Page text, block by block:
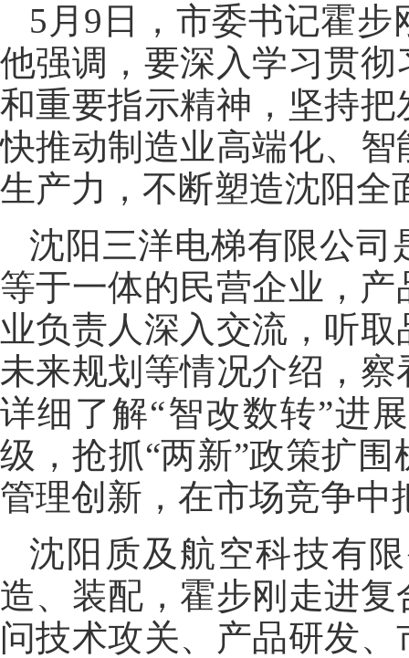
5月9日，市委书记霍
他强调，要深入学习贯
和重要指示精神，坚持
快推动制造业高端化、
生产力，不断塑造沈阳全
沈阳三洋电梯有限公司
等于一体的民营企业，
业负责人深入交流，听
未来规划等情况介绍，
详细了解“智改数转”进
级，抢抓“两新”政策扩
管理创新，在市场竞争中
沈阳质及航空科技有
造、装配，霍步刚走进
问技术攻关、产品研发